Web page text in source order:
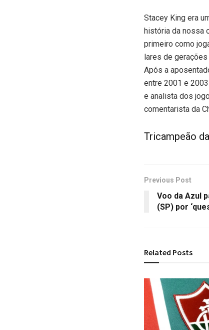
Stacey King era
história da nossa
primeiro como
lares de
Após a
entre 2001 e
e analista dos
comentarista da
Tricampeão
Previous Post
Voo da Azul
(SP) por
Related Posts